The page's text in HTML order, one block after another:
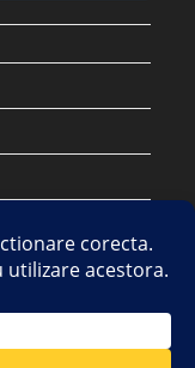
Group